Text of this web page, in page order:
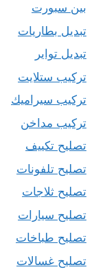
بين سبورت
تبديل بطاريات
تبديل تواير
تركيب ستلايت
تركيب سيراميك
تركيب مداخن
تصليح تكييف
تصليح تلفونات
تصليح ثلاجات
تصليح سيارات
تصليح طباخات
تصليح غسالات